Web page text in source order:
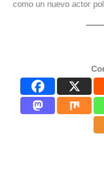
como un nuevo actor